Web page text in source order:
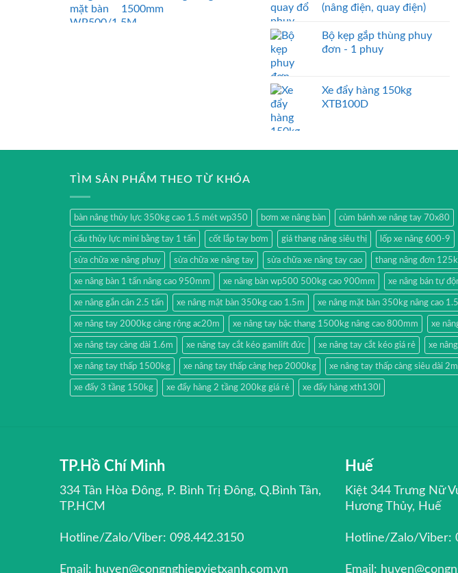
1500mm
(nâng điện, quay điện)
Bộ kẹp gắp thùng phuy
đơn - 1 phuy
Xe đẩy hàng 150kg
XTB100D
TÌM SẢN PHẨM THEO TỪ KHÓA
bàn nâng thủy lực 350kg cao 1.5 mét wp350 bơm xe nâng bàn cùm bánh xe nâng tay 70x80
cẩu thủy lực mini bằng tay 1 tấn cốt lắp tay bơm giá thang nâng siêu thị lốp xe nâng 600-9
sửa chữa xe nâng phuy sửa chữa xe nâng tay sửa chữa xe nâng tay cao thang nâng đơn
xe nâng bàn 1 tấn nâng cao 950mm xe nâng bàn wp500 500kg cao 900mm xe nâng bán tự
xe nâng gắn cân 2.5 tấn xe nâng mặt bàn 350kg cao 1.5m xe nâng mặt bàn 350kg nâng cao
xe nâng tay 2000kg càng rộng ac20m xe nâng tay bậc thang 1500kg nâng cao 800mm xe
xe nâng tay càng dài 1.6m xe nâng tay cắt kéo gamlift đức xe nâng tay cắt kéo giá rẻ xe
xe nâng tay thấp 1500kg xe nâng tay thấp càng hẹp 2000kg xe nâng tay thấp càng siêu dài
xe đẩy 3 tầng 150kg xe đẩy hàng 2 tầng 200kg giá rẻ xe đẩy hàng xth130l
TP.Hồ Chí Minh
334 Tân Hòa Đông, P. Bình Trị Đông, Q.Bình Tân,
TP.HCM
Hotline/Zalo/Viber: 098.442.3150
Email: huyen@congnghiepvietxanh.com.vn
Huế
Kiệt 344 Trưng Nữ
Hương Thủy, Huế
Hotline/Zalo/Viber:
Email: